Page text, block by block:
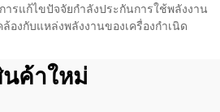
แก้ไขปัจจัยกําลังประกันการใช้พลังงาน
งกับแหล่งพลังงานของเครื่องกําเนิด
ค้าใหม่